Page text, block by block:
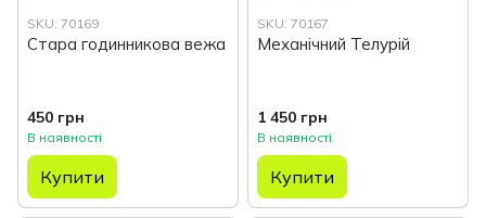
SKU: 70169
Стара годинникова вежа
450 грн
В наявності
Купити
SKU: 70167
Механічний Телурій
1 450 грн
В наявності
Купити